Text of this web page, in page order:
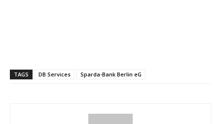
TAGS DB Services Sparda-Bank Berlin eG